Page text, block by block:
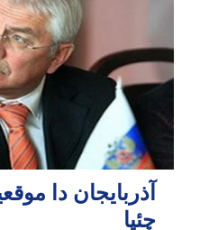
آذربایجان دا
چئپا